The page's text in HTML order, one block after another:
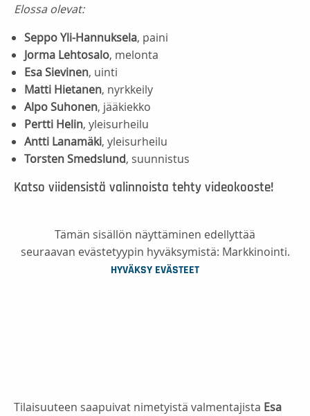
Elossa olevat:
Seppo Yli-Hannuksela, paini
Jorma Lehtosalo, melonta
Esa Sievinen, uinti
Matti Hietanen, nyrkkeily
Alpo Suhonen, jääkiekko
Pertti Helin, yleisurheilu
Antti Lanamäki, yleisurheilu
Torsten Smedslund, suunnistus
Katso viidensistä valinnoista tehty videokooste!
Tämän sisällön näyttäminen edellyttää
seuraavan evästetyypin hyväksymistä: Markkinointi.
HYVÄKSY EVÄSTEET
Tilaisuuteen saapuivat nimetyistä valmentajista Esa